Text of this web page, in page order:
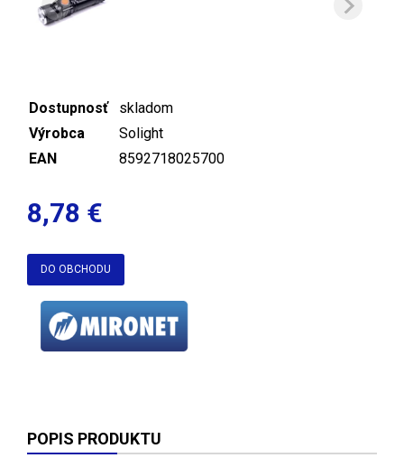
Dostupnosť
skladom
Výrobca
Solight
EAN
8592718025700
8,78 €
DO OBCHODU
POPIS PRODUKTU